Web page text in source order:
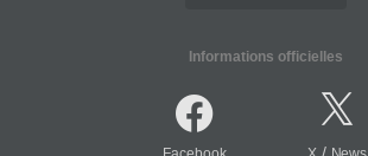
Informations officielles